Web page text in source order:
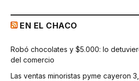
EN EL CHACO
Robó chocolates y $5.000: lo
del comercio
Las ventas minoristas pyme cayeron